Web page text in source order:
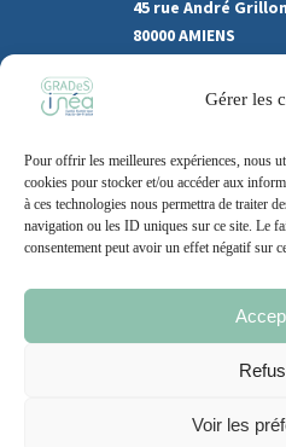
Gérer les
Pour offrir les meilleures expériences, nous
cookies pour stocker et/ou accéder aux
à ces technologies nous permettra de traiter
navigation ou les ID uniques sur ce site. Le
consentement peut avoir un effet négatif sur
Voir les
45 rue André
80000 AMIENS
Recrutement
Support
Contact
Mentions légales